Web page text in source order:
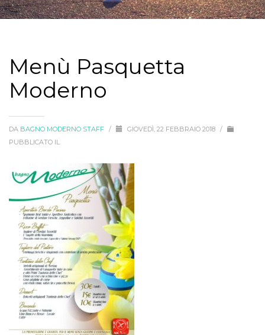
Menù Pasquetta
Moderno
DA BAGNO MODERNO STAFF / GIOVEDÌ, 22 FEBBRAIO 2018 /
PUBBLICATO IL